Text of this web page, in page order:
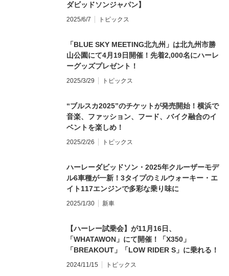
ダビッドソンジャパン】
2025/6/7 トピックス
「BLUE SKY MEETING北九州」は北九州市勝
山公園にて4月19日開催！先着2,000名にハーレ
ーグッズプレゼント！
2025/3/29 トピックス
“ブルスカ2025”のチケットが発売開始！横浜で
音楽、ファッション、フード、バイク融合のイ
ベントを楽しめ！
2025/2/26 トピックス
ハーレーダビッドソン・2025年クルーザーモデ
ル6車種が一新！3タイプのミルウォーキー・エ
イト117エンジンで多彩な乗り味に
2025/1/30 新車
【ハーレー試乗会】が11月16日、
「WHATAWON」にて開催！「X350」
「BREAKOUT」「LOW RIDER S」に乗れる！
2024/11/15 トピックス